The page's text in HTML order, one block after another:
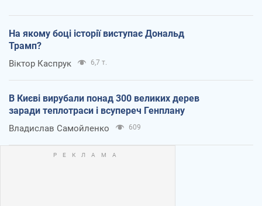
На якому боці історії виступає Дональд
Трамп?
Віктор Каспрук 6,7 т.
В Києві вирубали понад 300 великих дерев
заради теплотраси і всупереч Генплану
Владислав Самойленко 609